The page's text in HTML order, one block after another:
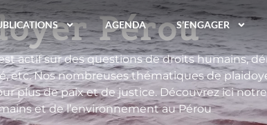
AGENDA S’ENGAGER
Pérou
actif sur des questions de droits humains,
etc. Nos nombreuses thématiques de
plus de paix et de justice. Découvrez ici
et de l’environnement au Pérou